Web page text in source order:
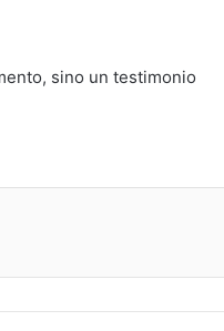
sino un testimonio